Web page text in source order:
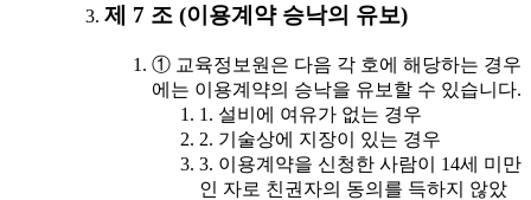
제 7 조 (이용계약 승낙의 유보)
① 교육정보원은 다음 각 호에 해당하는 경우
에는 이용계약의 승낙을 유보할 수 있습니다.
1. 설비에 여유가 없는 경우
2. 기술상에 지장이 있는 경우
3. 이용계약을 신청한 사람이 14세 미만
인 자로 친권자의 동의를 득하지 않았